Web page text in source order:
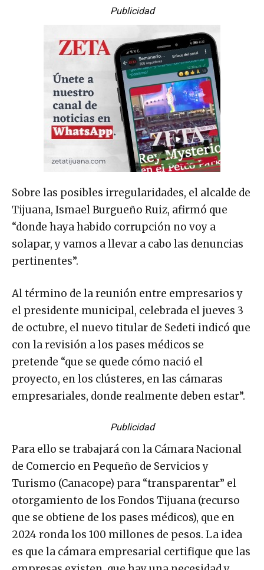
Publicidad
Sobre las posibles irregularidades, el alcalde de
Tijuana, Ismael Burgueño Ruiz, afirmó que
“donde haya habido corrupción no voy a
solapar, y vamos a llevar a cabo las denuncias
pertinentes”.
Al término de la reunión entre empresarios y
el presidente municipal, celebrada el jueves 3
de octubre, el nuevo titular de Sedeti indicó que
con la revisión a los pases médicos se
pretende “que se quede cómo nació el
proyecto, en los clústeres, en las cámaras
empresariales, donde realmente deben estar”.
Publicidad
Para ello se trabajará con la Cámara Nacional
de Comercio en Pequeño de Servicios y
Turismo (Canacope) para “transparentar” el
otorgamiento de los Fondos Tijuana (recurso
que se obtiene de los pases médicos), que en
2024 ronda los 100 millones de pesos. La idea
es que la cámara empresarial certifique que las